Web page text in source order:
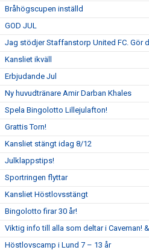
Bråhögscupen inställd
GOD JUL
Jag stödjer Staffanstorp United FC. Gör
Kansliet ikväll
Erbjudande Jul
Ny huvudtränare Amir Darban Khales
Spela Bingolotto Lillejulafton!
Grattis Torn!
Kansliet stängt idag 8/12
Julklappstips!
Sportringen flyttar
Kansliet Höstlovsstängt
Bingolotto firar 30 år!
Viktig info till alla som deltar i Caveman!
Höstlovscamp i Lund 7 – 13 år